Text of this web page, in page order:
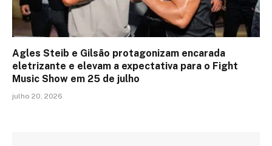
Agles Steib e Gilsão protagonizam encarada
eletrizante e elevam a expectativa para o Fight
Music Show em 25 de julho
julho 20, 2026